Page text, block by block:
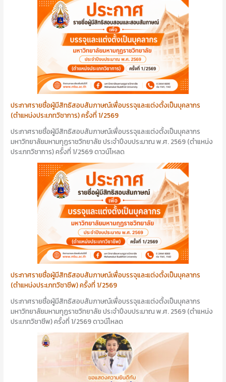
ประกาศรายชื่อผู้มีสิทธิสอบสัมภาษณ์เพื่อบรรจุและแต่งตั้งเป็นบุคลากร
(ตำแหน่งประเภทวิชาการ) ครั้งที่ 1/2569
ประกาศรายชื่อผู้มีสิทธิสอบสัมภาษณ์เพื่อบรรจุและแต่งตั้งเป็นบุคลากร
มหาวิทยาลัยมหามกุฏราชวิทยาลัย ประจำปีงบประมาณ พ.ศ. 2569 (ตำแหน่ง
ประเภทวิชาการ) ครั้งที่ 1/2569 ดาวน์โหลด
ประกาศรายชื่อผู้มีสิทธิสอบสัมภาษณ์เพื่อบรรจุและแต่งตั้งเป็นบุคลากร
(ตำแหน่งประเภทวิชาชีพ) ครั้งที่ 1/2569
ประกาศรายชื่อผู้มีสิทธิสอบสัมภาษณ์เพื่อบรรจุและแต่งตั้งเป็นบุคลากร
มหาวิทยาลัยมหามกุฏราชวิทยาลัย ประจำปีงบประมาณ พ.ศ. 2569 (ตำแหน่ง
ประเภทวิชาชีพ) ครั้งที่ 1/2569 ดาวน์โหลด